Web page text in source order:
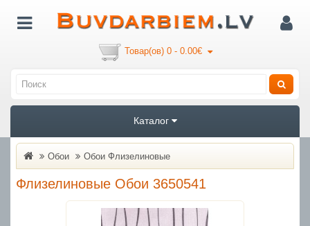
Товар(ов) 0 - 0.00€
Каталог
Обои Oбои Флизелиновые
Флизелиновые Обои 3650541